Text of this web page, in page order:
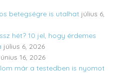
betegségre is utalhat július 6,
hét? 10 jel, hogy érdemes
július 6, 2026
16, 2026
már a testedben is nyomot